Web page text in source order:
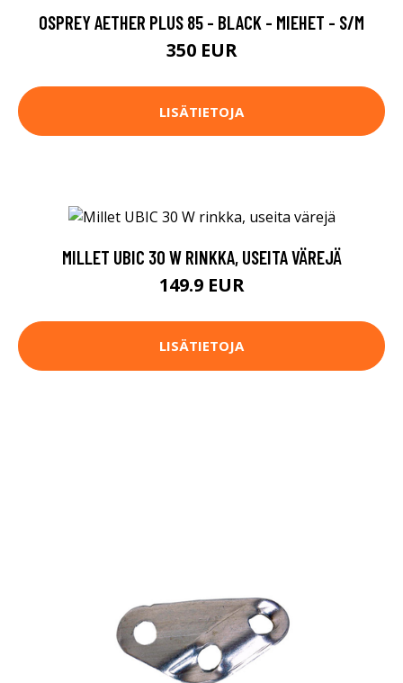
OSPREY AETHER PLUS 85 - BLACK - MIEHET - S/M
350 EUR
LISÄTIETOJA
MILLET UBIC 30 W RINKKA, USEITA VÄREJÄ
149.9 EUR
LISÄTIETOJA